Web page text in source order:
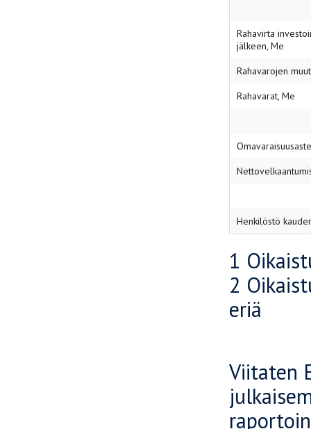
Rahavirta
jälkeen, Me
Rahavarojen
Rahavarat, Me
Henkilöstö
1
2
eriä
Viitaten